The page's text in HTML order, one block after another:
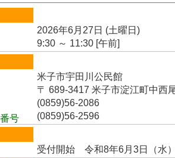
2026年6月27日 (土曜日)
9:30 ～ 11:30 [午前]
米子市宇田川公民館
〒 689-3417 米子市淀江町中西
(0859)56-2086
号
(0859)56-2596
受付開始 令和8年6月3日（水